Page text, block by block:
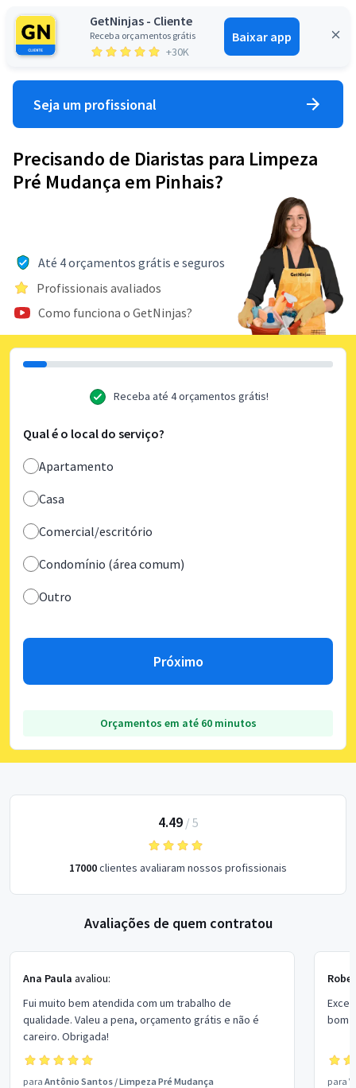
GetNinjas - Cliente
Receba orçamentos grátis
+30K
Baixar app
Entrar
Seja um profissional
Precisando de Diaristas para Limpeza
Pré Mudança em Pinhais?
Até 4 orçamentos grátis e seguros
Profissionais avaliados
Como funciona o GetNinjas?
Receba até 4 orçamentos grátis!
Qual é o local do serviço?
Apartamento
Casa
Comercial/escritório
Condomínio (área comum)
Outro
Próximo
Orçamentos em até 60 minutos
4.49/ 5
17000clientes avaliaram nossos profissionais
Avaliações de quem contratou
Ana Paula avaliou:
Fui muito bem atendida com um trabalho de
qualidade. Valeu a pena, orçamento grátis e não é
careiro. Obrigada!
para Antônio Santos /Limpeza Pré Mudança
bom
para